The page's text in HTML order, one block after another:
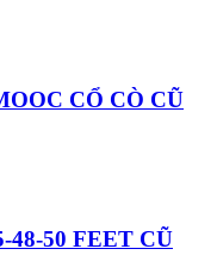
CỔ CÒ CŨ
48-50 FEET CŨ